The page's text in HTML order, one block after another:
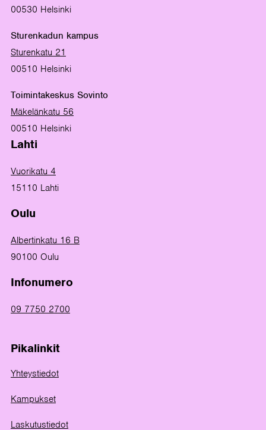
00530 Helsinki
Sturenkadun kampus
Sturenkatu 21
00510 Helsinki
Toimintakeskus Sovinto
Mäkelänkatu 56
00510 Helsinki
Lahti
Vuorikatu 4
15110 Lahti
Oulu
Albertinkatu 16 B
90100 Oulu
Infonumero
09 7750 2700
Pikalinkit
Yhteystiedot
Kampukset
Laskutustiedot